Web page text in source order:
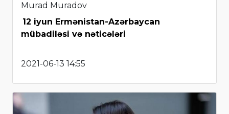
Murad Muradov
12 iyun Ermənistan-Azərbaycan
mübadiləsi və nəticələri
2021-06-13 14:55